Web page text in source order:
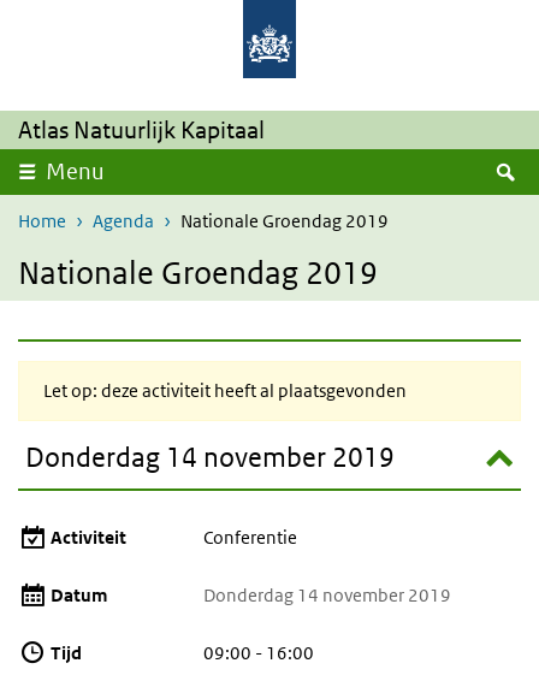
Overslaan en naar de inhoud gaan
Atlas Natuurlijk Kapitaal
Menu
Home Agenda Nationale Groendag 2019
Nationale Groendag 2019
Let op: deze activiteit heeft al plaatsgevonden
Donderdag 14 november 2019
Activiteit Conferentie
Datum Donderdag 14 november 2019
Tijd 09:00 - 16:00